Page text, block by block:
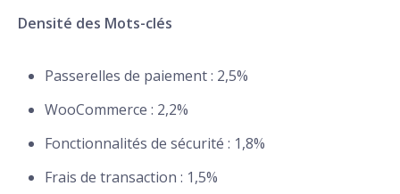
Densité des Mots-clés
Passerelles de paiement : 2,5%
WooCommerce : 2,2%
Fonctionnalités de sécurité : 1,8%
Frais de transaction : 1,5%